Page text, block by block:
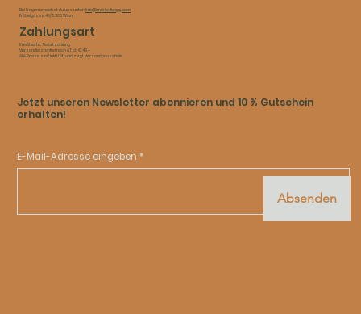
Bei Fragen erreichst du uns unter:info@marlie-fengg.com
Fröbelgasse 46/2, 1160 Wien
Zahlungsart
Kreditkarte, Sofortzahlung​
Versandkostenfrei nach AT ab € 49,–​
Alle Preise sind inkl USt. und zzgl. Versandpauschale
Jetzt unseren Newsletter abonnieren und 10 % Gutschein
erhalten!
E-Mail-Adresse eingeben
Absenden